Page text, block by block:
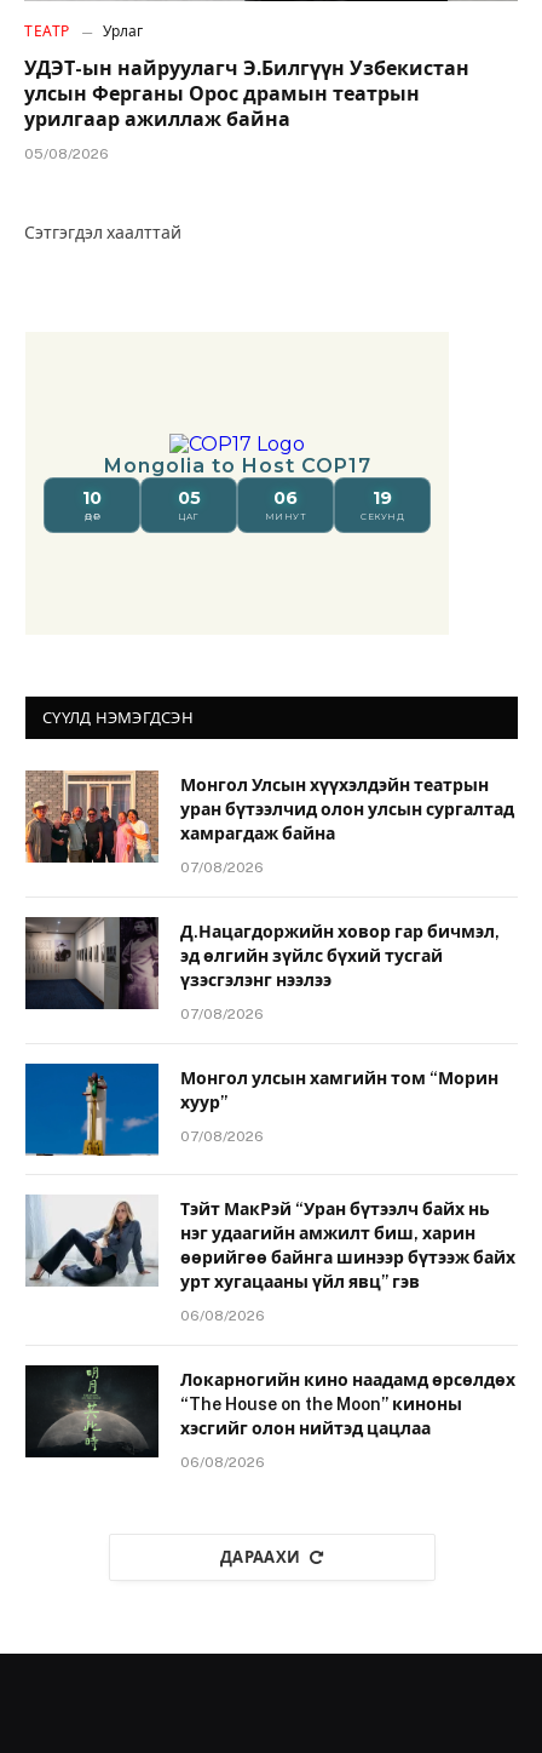
ТЕАТР Урлаг
УДЭТ-ын найруулагч Э.Билгүүн Узбекистан
улсын Ферганы Орос драмын театрын
урилгаар ажиллаж байна
05/08/2026
Сэтгэгдэл хаалттай
СҮҮЛД НЭМЭГДСЭН
Монгол Улсын хүүхэлдэйн театрын
уран бүтээлчид олон улсын сургалтад
хамрагдаж байна
07/08/2026
Д.Нацагдоржийн ховор гар бичмэл,
эд өлгийн зүйлс бүхий тусгай
үзэсгэлэнг нээлээ
07/08/2026
Монгол улсын хамгийн том “Морин
хуур”
07/08/2026
Тэйт МакРэй “Уран бүтээлч байх нь
нэг удаагийн амжилт биш, харин
өөрийгөө байнга шинээр бүтээж байх
урт хугацааны үйл явц” гэв
06/08/2026
Локарногийн кино наадамд өрсөлдөх
“The House on the Moon” киноны
хэсгийг олон нийтэд цацлаа
06/08/2026
ДАРААХИ